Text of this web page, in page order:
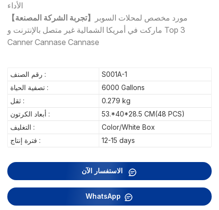
الأداء
【تجربة الشركة المصنعة】
مورد مخصص لمحلات السوبر
ماركت في أمريكا الشمالية غير متصل بالإنترنت و Top 3
Canner Cannase Cannase
رقم الصنف :
S001A-1
تصفية الحياة :
6000 Gallons
ثقل :
0.279 kg
أبعاد الكرتون :
53.*40*28.5 CM(48 PCS)
التغليف :
Color/White Box
فترة إنتاج :
12-15 days
WhatsApp